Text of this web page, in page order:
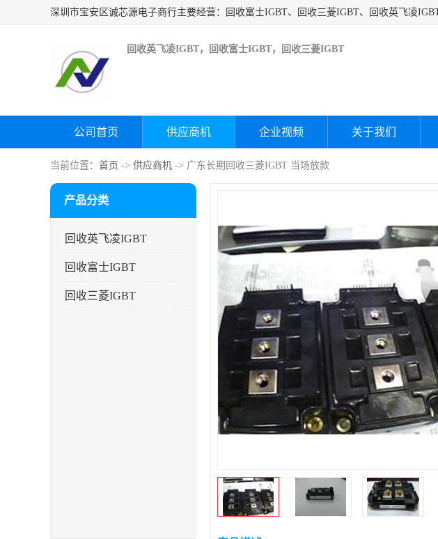
回收英飞凌IGBT，回收富士IGBT，回收三菱IGBT
公司首页 供应商机 企业视频 关于我们
当前位置： 首页 -> 供应商机 -> 广东长期回收三菱IGBT 当场放款
产品分类
回收英飞凌IGBT
回收富士IGBT
回收三菱IGBT